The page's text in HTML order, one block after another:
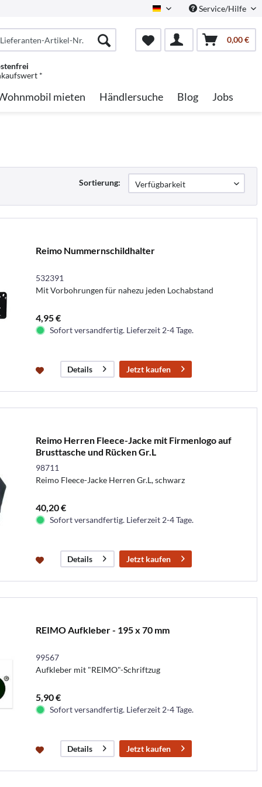
German Service/Hilfe
0,00 €
*
mieten Händlersuche Blog Jobs
Sortierung:
Reimo Nummernschildhalter
532391
Mit Vorbohrungen für nahezu jeden Lochabstand
4,95 €
Sofort versandfertig. Lieferzeit 2-4 Tage.
Details Jetzt kaufen
Reimo Herren Fleece-Jacke mit Firmenlogo auf
Brusttasche und Rücken Gr.L
98711
Reimo Fleece-Jacke Herren Gr.L, schwarz
40,20 €
Sofort versandfertig. Lieferzeit 2-4 Tage.
Details Jetzt kaufen
REIMO Aufkleber - 195 x 70 mm
99567
Aufkleber mit "REIMO"-Schriftzug
5,90 €
Sofort versandfertig. Lieferzeit 2-4 Tage.
Details Jetzt kaufen